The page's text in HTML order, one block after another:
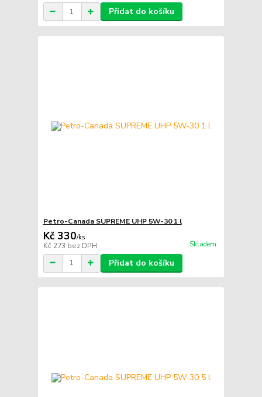
Přidat do košíku
Petro-Canada SUPREME UHP 5W-30 1 l
Kč 330/ks
Kč 273 bez DPH Skladem
Přidat do košíku